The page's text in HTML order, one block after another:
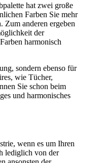
hat zwei große
Farben Sie mehr
Zum anderen ergeben
der
harmonisch
sondern ebenso für
wie Tücher,
Sie schon beim
und harmonisches
wenn es um Ihren
lediglich von der